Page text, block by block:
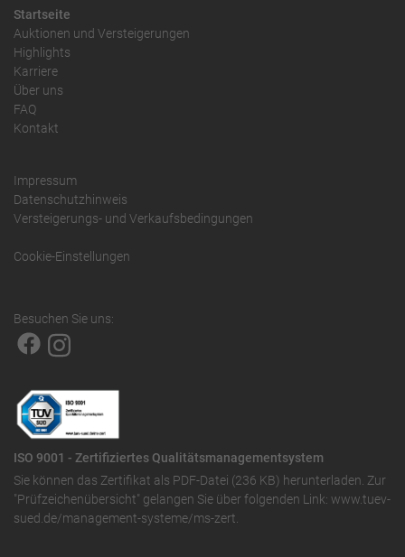
Startseite
Auktionen und Versteigerungen
Highlights
Karriere
Über uns
FAQ
Kontakt
Impressum
Datenschutzhinweis
Versteigerungs- und Verkaufsbedingungen
Cookie-Einstellungen
Besuchen Sie uns:
ISO 9001 - Zertifiziertes Qualitätsmanagementsystem
Sie können das Zertifikat als PDF-Datei (236 KB) herunterladen. Zur
"Prüfzeichenübersicht" gelangen Sie über folgenden Link: www.tuev-
sued.de/management-systeme/ms-zert